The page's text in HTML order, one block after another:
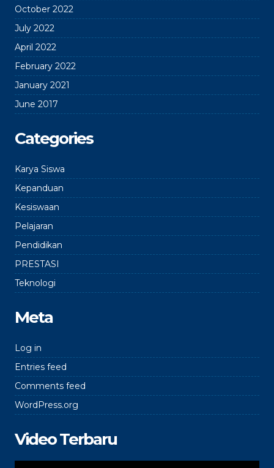
October 2022
July 2022
April 2022
February 2022
January 2021
June 2017
Categories
Karya Siswa
Kepanduan
Kesiswaan
Pelajaran
Pendidikan
PRESTASI
Teknologi
Meta
Log in
Entries feed
Comments feed
WordPress.org
Video Terbaru